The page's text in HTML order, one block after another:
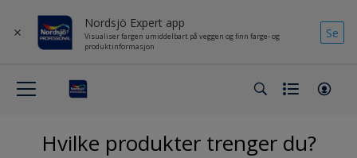
Nordsjö Expert app
Visualiser fargen umiddelbart på veggen og finn farge- og
produktinformasjon
Se
Hvilke produkter trenger du?